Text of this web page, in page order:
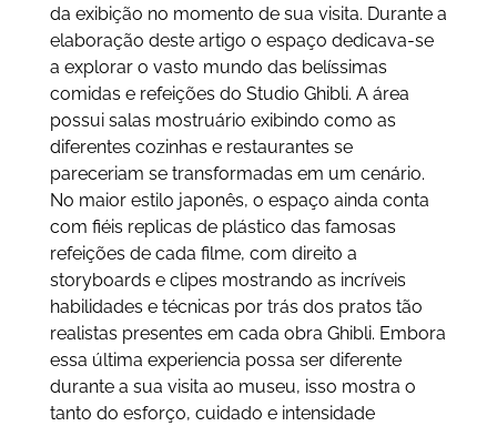
da exibição no momento de sua visita. Durante a
elaboração deste artigo o espaço dedicava-se
a explorar o vasto mundo das belíssimas
comidas e refeições do Studio Ghibli. A área
possui salas mostruário exibindo como as
diferentes cozinhas e restaurantes se
pareceriam se transformadas em um cenário.
No maior estilo japonês, o espaço ainda conta
com fiéis replicas de plástico das famosas
refeições de cada filme, com direito a
storyboards e clipes mostrando as incríveis
habilidades e técnicas por trás dos pratos tão
realistas presentes em cada obra Ghibli. Embora
essa última experiencia possa ser diferente
durante a sua visita ao museu, isso mostra o
tanto do esforço, cuidado e intensidade